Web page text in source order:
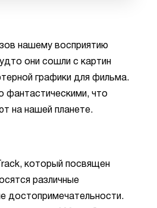
нашему восприятию
они сошли с картин
графики для фильма.
фантастическими, что
на нашей планете.
который посвящен
различные
достопримечательности.